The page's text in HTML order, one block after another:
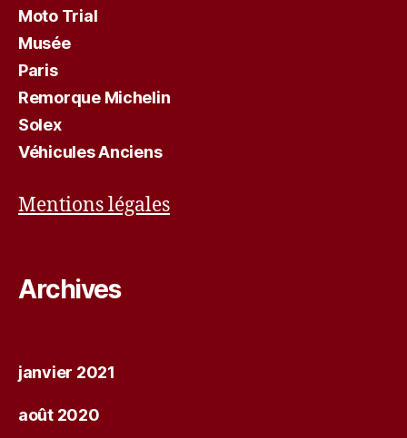
Moto Trial
Musée
Paris
Remorque Michelin
Solex
Véhicules Anciens
Mentions légales
Archives
janvier 2021
août 2020